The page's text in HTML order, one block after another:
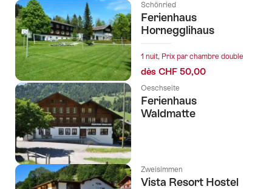
Schönried
Ferienhaus
Hornegglihaus
1 nuit, Prix par chambre double
dès CHF 50,00
Oeschseite
Ferienhaus
Waldmatte
Zweisimmen
Vista Resort Hostel